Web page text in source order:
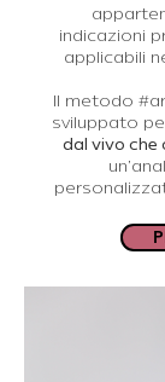
indicazioni
applicabili
Il metodo
sviluppato
dal vivo che